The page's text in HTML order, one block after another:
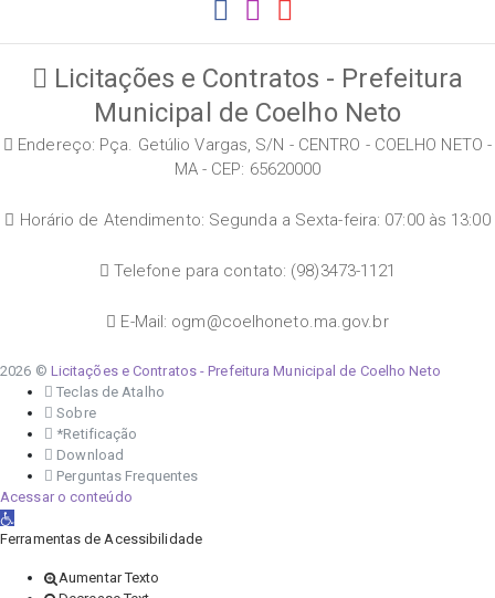
Licitações e Contratos - Prefeitura
Municipal de Coelho Neto
Endereço: Pça. Getúlio Vargas, S/N - CENTRO - COELHO NETO -
MA - CEP: 65620000
Horário de Atendimento: Segunda a Sexta-feira: 07:00 às 13:00
Telefone para contato: (98)3473-1121
E-Mail: ogm@coelhoneto.ma.gov.br
2026 © Licitações e Contratos - Prefeitura Municipal de Coelho Neto
Teclas de Atalho
Sobre
*Retificação
Download
Perguntas Frequentes
Acessar o conteúdo
Abrir a barra de ferramentas
Ferramentas de Acessibilidade
Aumentar Texto